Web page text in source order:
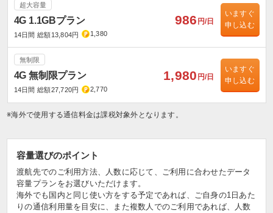
超大容量
4G 1.1GBプラン
14日間 総額13,804円 1,380
986 円/日
いますぐ
申し込む
無制限
4G 無制限プラン
14日間 総額27,720円 2,770
1,980 円/日
いますぐ
申し込む
※海外で使用する通信料金は課税対象外となります。
容量選びのポイント
渡航先でのご利用方法、人数に応じて、ご利用に合わせたデータ
容量プランをお選びいただけます。
海外でも国内と同じ使い方をする予定であれば、ご自身の1日あた
りの通信利用量を目安に、また複数人でのご利用であれば、人数